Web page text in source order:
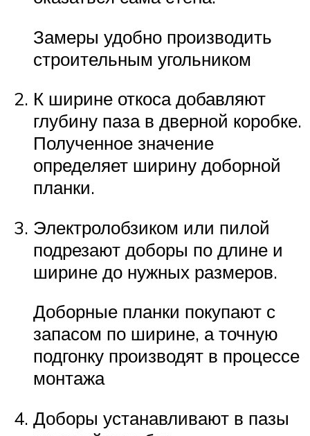
Замеры удобно производить
строительным угольником
К ширине откоса добавляют
глубину паза в дверной коробке.
Полученное значение
определяет ширину доборной
планки.
Электролобзиком или пилой
подрезают доборы по длине и
ширине до нужных размеров.
Доборные планки покупают с
запасом по ширине, а точную
подгонку производят в процессе
монтажа
Доборы устанавливают в пазы